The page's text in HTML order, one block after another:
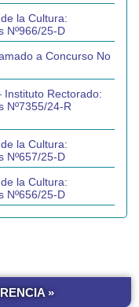
la Cultura:
Nº966/25-D
a Concurso No
Instituto Rectorado:
Nº7355/24-R
la Cultura:
Nº657/25-D
la Cultura:
Nº656/25-D
»